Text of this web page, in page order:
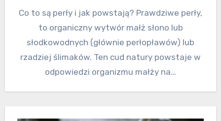
Co to są perły i jak powstają? Prawdziwe perły,
to organiczny wytwór małż słono lub
słodkowodnych (głównie perłopławów) lub
rzadziej ślimaków. Ten cud natury powstaje w
odpowiedzi organizmu małży na…